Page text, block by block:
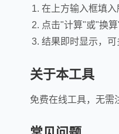
在上方输入框填入
点击"计算"或"换
结果即时显示，
关于本工具
免费在线工具，无需